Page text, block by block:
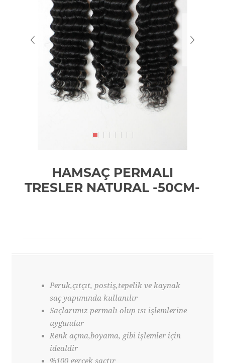
HAMSAÇ PERMALI
TRESLER NATURAL -50CM-
Peruk,çıtçıt, postiş,tepelik ve kaynak
saç yapımında kullanılır
Saçlarımız permalı olup ısı işlemlerine
uygundur
Renk açma,boyama, gibi işlemler için
idealdir
%100 gerçek saçtır